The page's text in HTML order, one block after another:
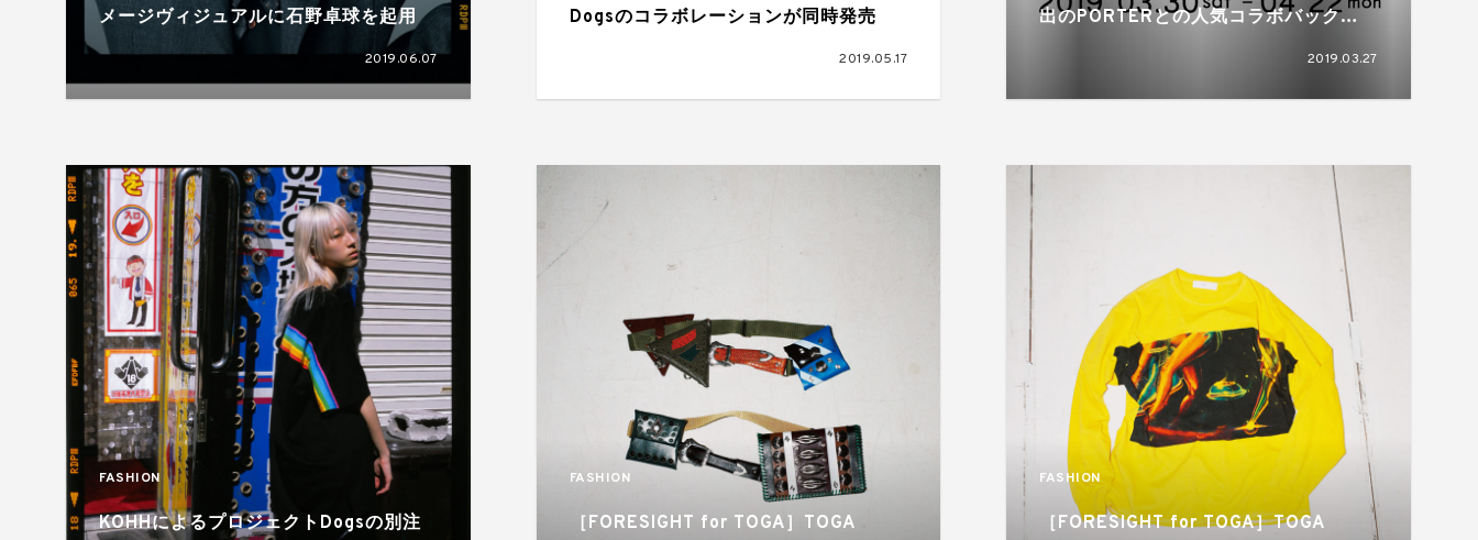
メージヴィジュアルに石野卓球を起用
2019.06.07
Dogsのコラボレーションが同時発売
2019.05.17
出のPORTERとの人気コラボバックの
2019.03.27
FASHION
KOHHによるプロジェクトDogsの別注
FASHION
［FORESIGHT for TOGA］TOGA
FASHION
［FORESIGHT for TOGA］TOGA